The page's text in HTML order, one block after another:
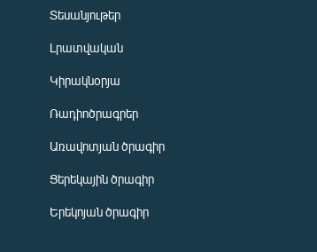
Տեսանյութեր
Լրատվական
Կիրակնօրյա
Ռադիոծրագրեր
Առավոտյան ծրագիր
Ցերեկային ծրագիր
Երեկոյան ծրագիր